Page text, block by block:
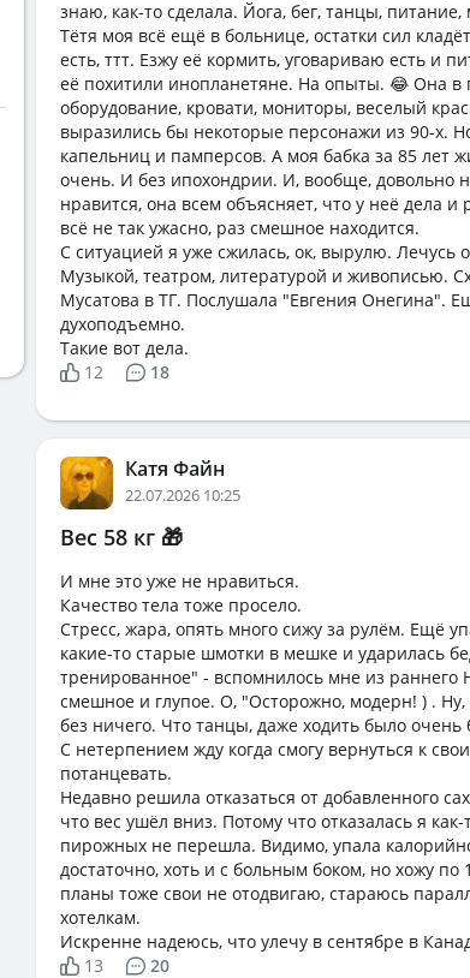
знаю, как-то сделала. Йога, бег, танцы,
Тётя моя всё ещё в больнице, остатки сил
есть, ттт. Езжу её кормить, уговариваю есть и
её похитили инопланетяне. На опыты. 😂 Она
оборудование, кровати, мониторы, веселый
выразились бы некоторые персонажи из 90-х.
капельниц и памперсов. А моя бабка за 85 лет
очень. И без ипохондрии. И, вообще, довольно
нравится, она всем объясняет, что у неё дела
всё не так ужасно, раз смешное находится.
С ситуацией я уже сжилась, ок, вырулю. Лечусь
Музыкой, театром, литературой и живописью.
Мусатова в ТГ. Послушала "Евгения Онегина".
духоподъемно.
Такие вот дела.
12
18
Катя Файн
22.07.2026 10:25
Вес 58 кг 🎁
И мне это уже не нравиться.
Качество тела тоже просело.
Стресс, жара, опять много сижу за рулём. Ещё
какие-то старые шмотки в мешке и ударилась
тренированное" - вспомнилось мне из
смешное и глупое. О, "Осторожно, модерн! ) . Ну,
без ничего. Что танцы, даже ходить было
С нетерпением жду когда смогу вернуться к
потанцевать.
Недавно решила отказаться от добавленного
что вес ушёл вниз. Потому что отказалась я
пирожных не перешла. Видимо, упала
достаточно, хоть и с больным боком, но хожу
планы тоже свои не отодвигаю, стараюсь
хотелкам.
Искренне надеюсь, что улечу в сентябре в
13
20